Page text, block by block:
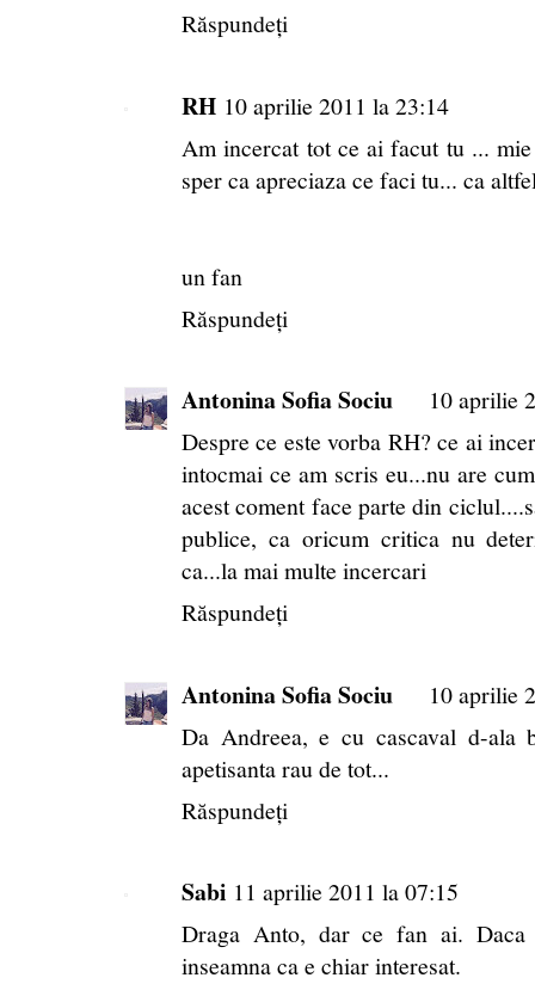
Răspundeți
RH 10 aprilie 2011 la 23:14
Am incercat tot ce ai facut tu ...
sper ca apreciaza ce faci tu... ca
un fan
Răspundeți
Antonina Sofia Sociu
10 aprilie
Despre ce este vorba RH? ce ai
intocmai ce am scris eu...nu are
acest coment face parte din
publice, ca oricum critica nu
ca...la mai multe incercari
Răspundeți
Antonina Sofia Sociu
10 aprilie
Da Andreea, e cu cascaval d-
apetisanta rau de tot...
Răspundeți
Sabi 11 aprilie 2011 la 07:15
Draga Anto, dar ce fan ai. Daca
inseamna ca e chiar interesat.